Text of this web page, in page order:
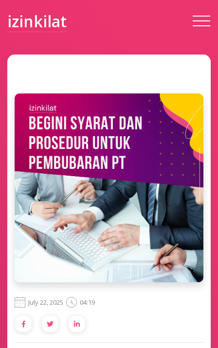
izinkilat
July 22, 2025 04:19